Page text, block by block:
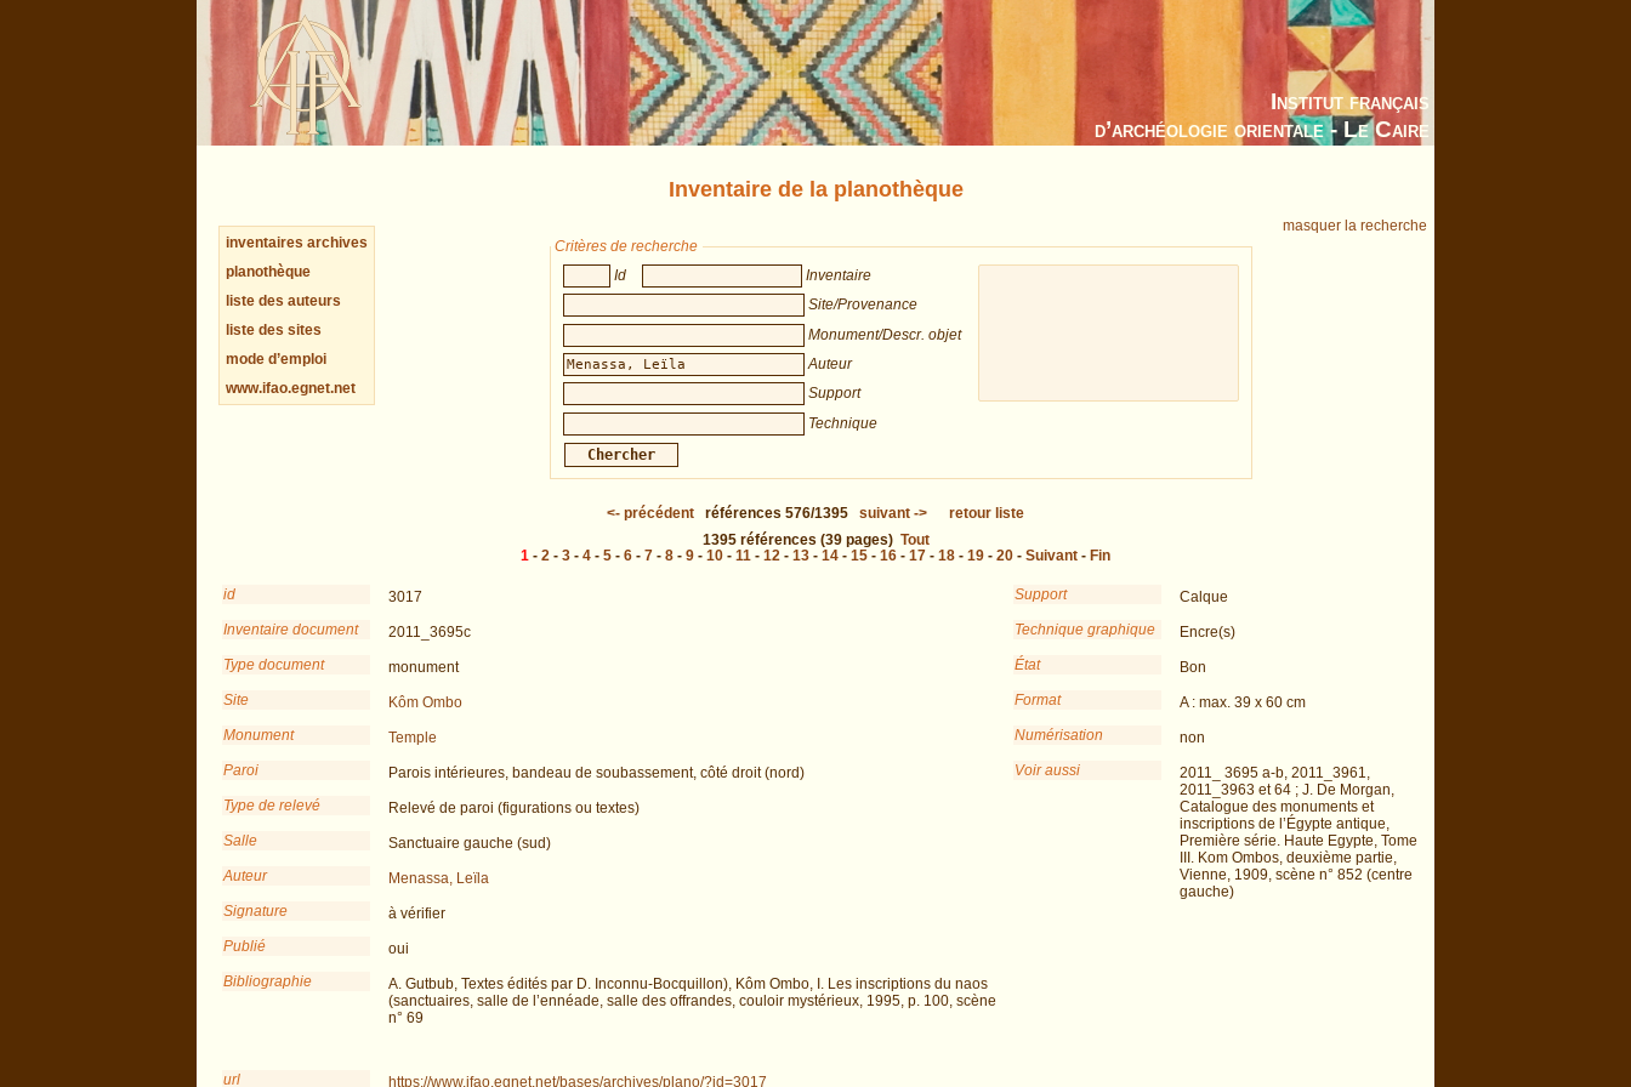
Institut français
d’archéologie orientale - Le Caire
Inventaire de la planothèque
inventaires archives
planothèque
liste des auteurs
liste des sites
mode d’emploi
www.ifao.egnet.net
masquer la recherche
Critères de recherche
Id
Inventaire
Site/Provenance
Monument/Descr. objet
Auteur
Support
Technique
<- précédent références 576/1395 suivant ->
retour liste
1395 références (39 pages) Tout
1 - 2 - 3 - 4 - 5 - 6 - 7 - 8 - 9 - 10 - 11 - 12 - 13 - 14 - 15 - 16 - 17 - 18 - 19 - 20 - Suivant - Fin
id
3017
Inventaire document
2011_3695c
Type document
monument
Site
Kôm Ombo
Monument
Temple
Paroi
Parois intérieures, bandeau de soubassement, côté droit (nord)
Type de relevé
Relevé de paroi (figurations ou textes)
Salle
Sanctuaire gauche (sud)
Auteur
Menassa, Leïla
Signature
à vérifier
Publié
oui
Bibliographie
A. Gutbub, Textes édités par D. Inconnu-Bocquillon), Kôm Ombo, I. Les inscriptions du naos
(sanctuaires, salle de l’ennéade, salle des offrandes, couloir mystérieux, 1995, p. 100, scène
n° 69
Support
Calque
Technique graphique
Encre(s)
État
Bon
Format
A : max. 39 x 60 cm
Numérisation
non
Voir aussi
2011_ 3695 a-b, 2011_3961,
2011_3963 et 64 ; J. De Morgan,
Catalogue des monuments et
inscriptions de l’Égypte antique,
Première série. Haute Egypte, Tome
III. Kom Ombos, deuxième partie,
Vienne, 1909, scène n° 852 (centre
gauche)
url https://www.ifao.egnet.net/bases/archives/plano/?id=3017